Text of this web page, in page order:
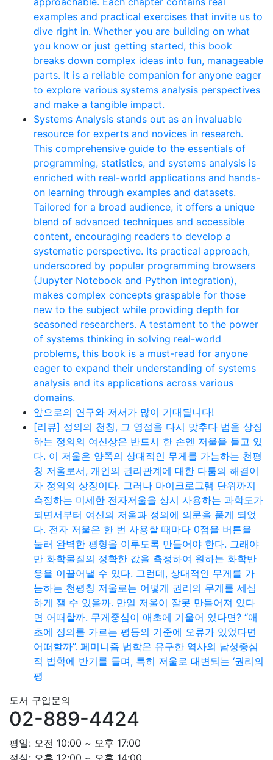
examples and practical exercises that invite us to
dive right in. Whether you are building on what
you know or just getting started, this book
breaks down complex ideas into fun, manageable
parts. It is a reliable companion for anyone eager
to explore various systems analysis perspectives
and make a tangible impact.
Systems Analysis stands out as an invaluable
resource for experts and novices in research.
This comprehensive guide to the essentials of
programming, statistics, and systems analysis is
enriched with real-world applications and hands-
on learning through examples and datasets.
Tailored for a broad audience, it offers a unique
blend of advanced techniques and accessible
content, encouraging readers to develop a
systematic perspective. Its practical approach,
underscored by popular programming browsers
(Jupyter Notebook and Python integration),
makes complex concepts graspable for those
new to the subject while providing depth for
seasoned researchers. A testament to the power
of systems thinking in solving real-world
problems, this book is a must-read for anyone
eager to expand their understanding of systems
analysis and its applications across various
domains.
앞으로의 연구와 저서가 많이 기대됩니다!
[리뷰] 정의의 천칭, 그 영점을 다시 맞추다 법을 상징
하는 정의의 여신상은 반드시 한 손엔 저울을 들고 있
다. 이 저울은 양쪽의 상대적인 무게를 가늠하는 천평
칭 저울로서, 개인의 권리관계에 대한 다툼의 해결이
자 정의의 상징이다. 그러나 마이크로그램 단위까지
측정하는 미세한 전자저울을 상시 사용하는 과학도가
되면서부터 여신의 저울과 정의에 의문을 품게 되었
다. 전자 저울은 한 번 사용할 때마다 0점을 버튼을
눌러 완벽한 평형을 이루도록 만들어야 한다. 그래야
만 화학물질의 정확한 값을 측정하여 원하는 화학반
응을 이끌어낼 수 있다. 그런데, 상대적인 무게를 가
늠하는 천평칭 저울로는 어떻게 권리의 무게를 세심
하게 잴 수 있을까. 만일 저울이 잘못 만들어져 있다
면 어떠할까. 무게중심이 애초에 기울어 있다면? “애
초에 정의를 가르는 평등의 기준에 오류가 있었다면
어떠할까”. 페미니즘 법학은 유구한 역사의 남성중심
적 법학에 반기를 들며, 특히 저울로 대변되는 ‘권리의
평
도서 구입문의
02-889-4424
평일: 오전 10:00 ~ 오후 17:00
점심: 오후 12:00 ~ 오후 14:00